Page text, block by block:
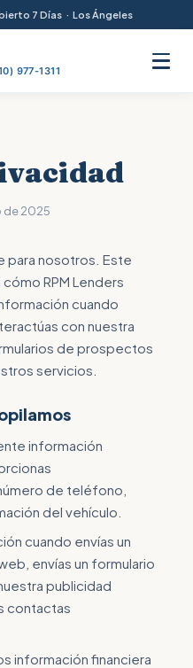
7 Días · Los Ángeles
977-1311
de 2025
para nosotros. Este
RPM Lenders
cuando
con nuestra
de prospectos
servicios.
información
de teléfono,
del vehículo.
cuando envías un
envías un formulario
publicidad
contactas
información financiera